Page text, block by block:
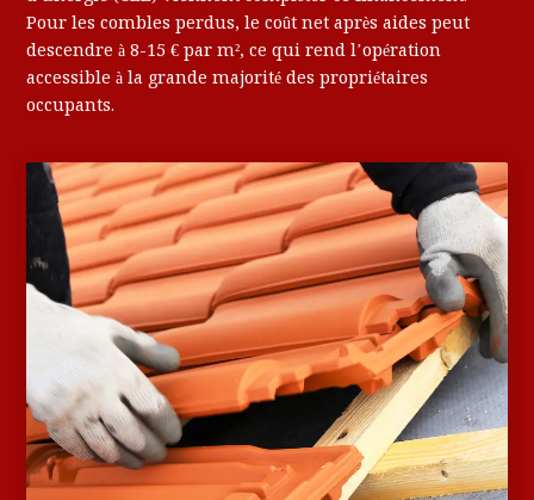
Pour les combles perdus, le coût net après aides peut
descendre à 8-15 € par m², ce qui rend l’opération
accessible à la grande majorité des propriétaires
occupants.